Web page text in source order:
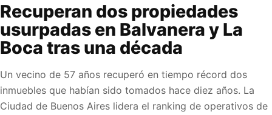
Recuperan dos propiedades
usurpadas en Balvanera y La
Boca tras una década
Un vecino de 57 años recuperó en tiempo récord dos
inmuebles que habían sido tomados hace diez años. La
Ciudad de Buenos Aires lidera el ranking de operativos de